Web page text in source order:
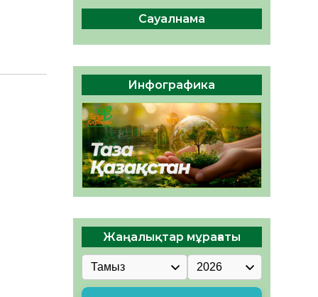
04.08.2026 45 0
Құрылтай: Қызылордада
1344 комиссия мүшесінің
04.08.2026
36 0
ҚҰРЫЛТАЙ САЙЛАУЫ – ЕЛ
БІРЛІГІ МЕН АЗАМАТТЫҚ
ЖАУАПКЕРШІЛІКТІҢ
КӨРІНІСІ
04.08.2026 48 0
Сауалнама
Инфографика
Жаңалықтар мұрағаты